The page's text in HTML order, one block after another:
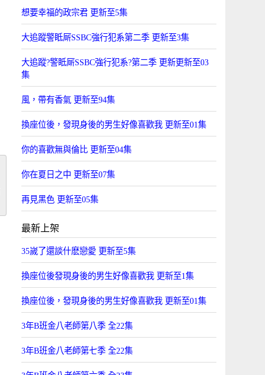
想要幸福的政宗君 更新至5集
大追蹤警眡厛SSBC強行犯系第二季 更新至3集
大追蹤?警眡厛SSBC強行犯系?第二季 更新更新至03
集
風，帶有香氣 更新至94集
換座位後，發現身後的男生好像喜歡我 更新至01集
你的喜歡無與倫比 更新至04集
你在夏日之中 更新至07集
再見黑色 更新至05集
最新上架
35嵗了還談什麽戀愛 更新至5集
換座位後發現身後的男生好像喜歡我 更新至1集
換座位後，發現身後的男生好像喜歡我 更新至01集
3年B班金八老師第八季 全22集
3年B班金八老師第七季 全22集